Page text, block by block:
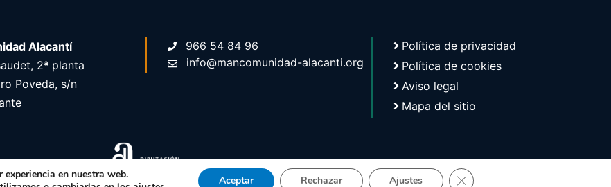
Alacantí
2ª planta
Poveda, s/n
966 54 84 96
info@mancomunidad-alacanti.org
Política de privacidad
Política de cookies
Aviso legal
Mapa del sitio
Web desarrollada por Diputación de alicante, Servicio de Informática
en nuestra web.
Aceptar Rechazar Ajustes Cerrar el banner de cookies RGPD